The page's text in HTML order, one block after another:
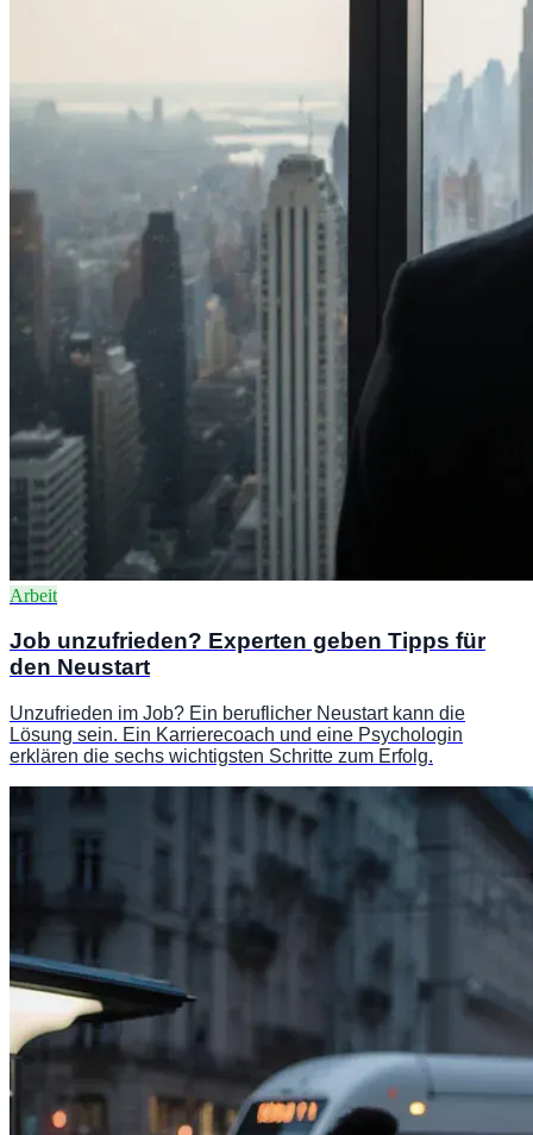
Arbeit
Job unzufrieden? Experten geben Tipps für
den Neustart
Unzufrieden im Job? Ein beruflicher Neustart kann die
Lösung sein. Ein Karrierecoach und eine Psychologin
erklären die sechs wichtigsten Schritte zum Erfolg.